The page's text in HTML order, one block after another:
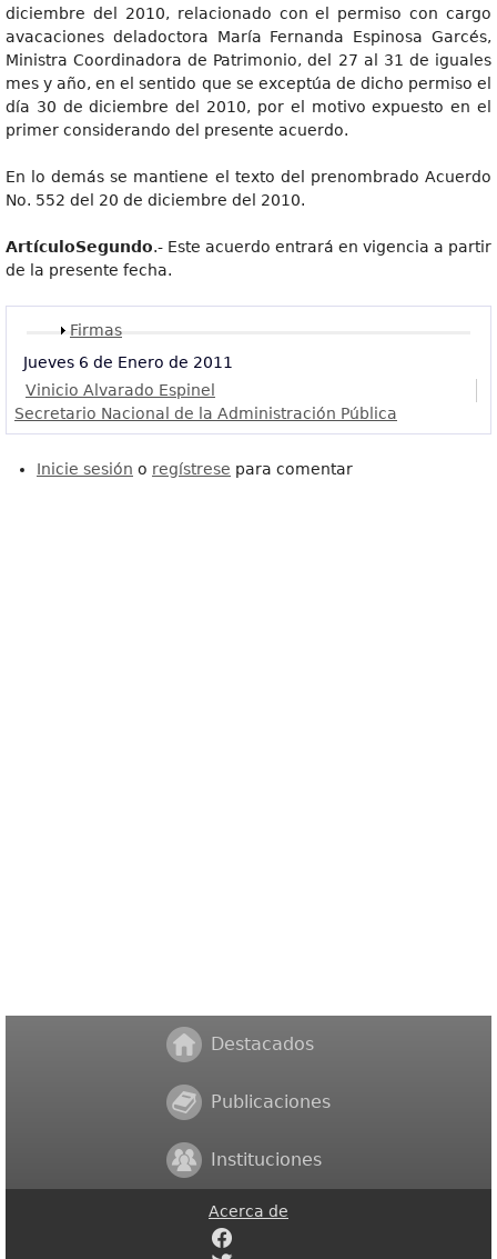
diciembre del 2010, relacionado con el permiso con cargo
avacaciones deladoctora María Fernanda Espinosa Garcés,
Ministra Coordinadora de Patrimonio, del 27 al 31 de iguales
mes y año, en el sentido que se exceptúa de dicho permiso el
día 30 de diciembre del 2010, por el motivo expuesto en el
primer considerando del presente acuerdo.
En lo demás se mantiene el texto del prenombrado Acuerdo
No. 552 del 20 de diciembre del 2010.
ArtículoSegundo.- Este acuerdo entrará en vigencia a partir
de la presente fecha.
Mostrar
Firmas
Jueves 6 de Enero de 2011
Vinicio Alvarado Espinel
Secretario Nacional de la Administración Pública
Inicie sesión o regístrese para comentar
Destacados
Publicaciones
Instituciones
Acerca de